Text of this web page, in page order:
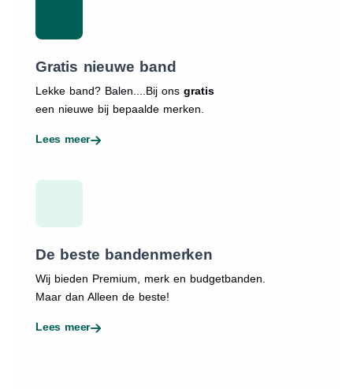
Gratis nieuwe band
Lekke band? Balen....Bij ons gratis
een nieuwe bij bepaalde merken.
Lees meer
De beste bandenmerken
Wij bieden Premium, merk en budgetbanden.
Maar dan Alleen de beste!
Lees meer